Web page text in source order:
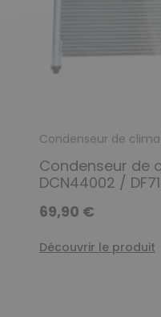
Condenseur de
Condenseur de
DCN44002 /
69,90 €
Découvrir le produit